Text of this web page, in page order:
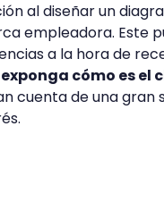
al diseñar un
empleadora. Este
a la hora de
cómo es el
cuenta de una